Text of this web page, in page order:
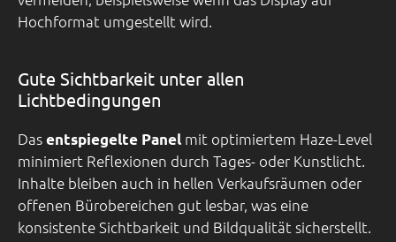
Hochformat umgestellt wird.
Gute Sichtbarkeit unter allen
Lichtbedingungen
Dasentspiegelte Panel mit optimiertem Haze-Level
minimiert Reflexionen durch Tages- oder Kunstlicht.
Inhalte bleiben auch in hellen Verkaufsräumen oder
offenen Bürobereichen gut lesbar, was eine
konsistente Sichtbarkeit und Bildqualität sicherstellt.